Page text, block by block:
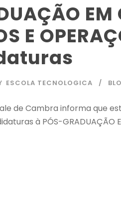
EM
E
ESCOLA TECNOLOGICA
de Cambra informa que
à PÓS-GRADUAÇÃO